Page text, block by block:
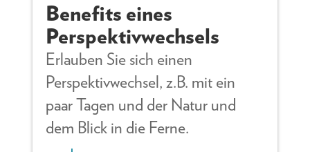
Benefits eines
Perspektivwechsels
Erlauben Sie sich einen
Perspektivwechsel, z.B. mit ein
paar Tagen und der Natur und
dem Blick in die Ferne.